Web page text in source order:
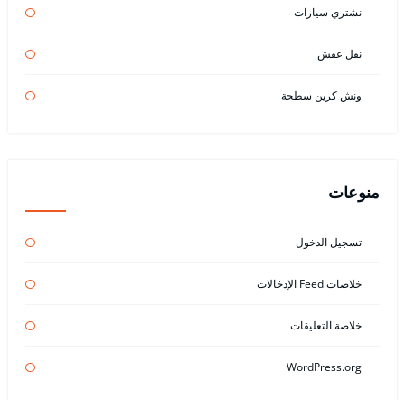
نشتري سيارات
نقل عفش
ونش كرين سطحة
منوعات
تسجيل الدخول
خلاصات Feed الإدخالات
خلاصة التعليقات
WordPress.org